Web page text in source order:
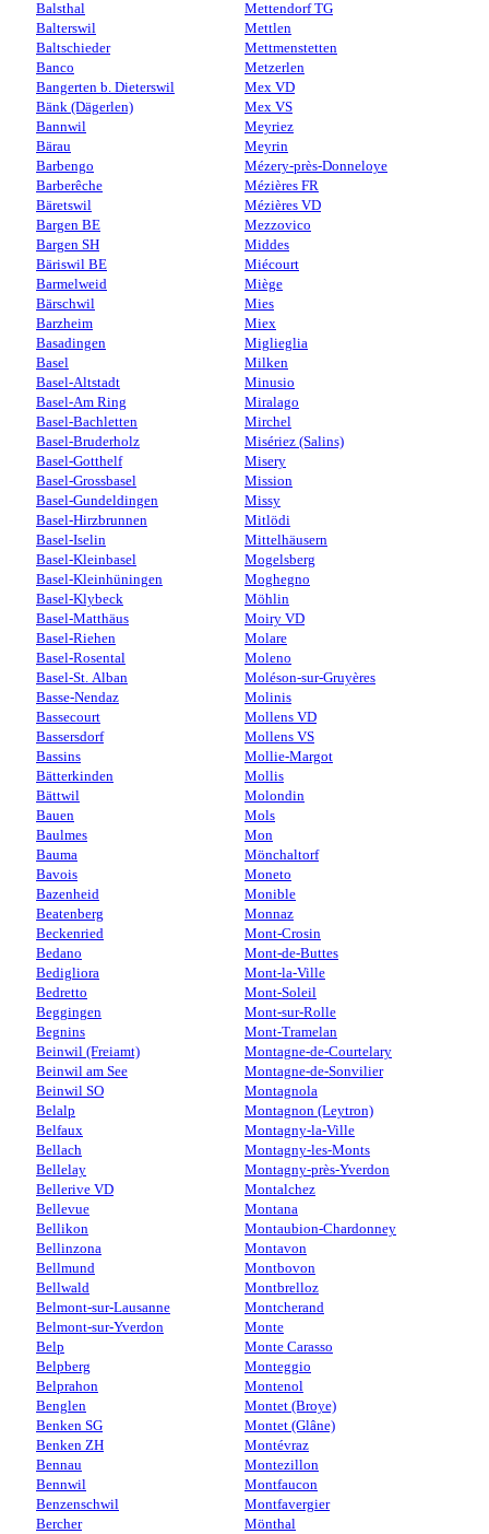
Balsthal
Balterswil
Baltschieder
Banco
Bangerten b. Dieterswil
Bänk (Dägerlen)
Bannwil
Bärau
Barbengo
Barberêche
Bäretswil
Bargen BE
Bargen SH
Bäriswil BE
Barmelweid
Bärschwil
Barzheim
Basadingen
Basel
Basel-Altstadt
Basel-Am Ring
Basel-Bachletten
Basel-Bruderholz
Basel-Gotthelf
Basel-Grossbasel
Basel-Gundeldingen
Basel-Hirzbrunnen
Basel-Iselin
Basel-Kleinbasel
Basel-Kleinhüningen
Basel-Klybeck
Basel-Matthäus
Basel-Riehen
Basel-Rosental
Basel-St. Alban
Basse-Nendaz
Bassecourt
Bassersdorf
Bassins
Bätterkinden
Bättwil
Bauen
Baulmes
Bauma
Bavois
Bazenheid
Beatenberg
Beckenried
Bedano
Bedigliora
Bedretto
Beggingen
Begnins
Beinwil (Freiamt)
Beinwil am See
Beinwil SO
Belalp
Belfaux
Bellach
Bellelay
Bellerive VD
Bellevue
Bellikon
Bellinzona
Bellmund
Bellwald
Belmont-sur-Lausanne
Belmont-sur-Yverdon
Belp
Belpberg
Belprahon
Benglen
Benken SG
Benken ZH
Bennau
Bennwil
Benzenschwil
Bercher
Mettendorf TG
Mettlen
Mettmenstetten
Metzerlen
Mex VD
Mex VS
Meyriez
Meyrin
Mézery-près-Donneloye
Mézières FR
Mézières VD
Mezzovico
Middes
Miécourt
Miège
Mies
Miex
Miglieglia
Milken
Minusio
Miralago
Mirchel
Misériez (Salins)
Misery
Mission
Missy
Mitlödi
Mittelhäusern
Mogelsberg
Moghegno
Möhlin
Moiry VD
Molare
Moleno
Moléson-sur-Gruyères
Molinis
Mollens VD
Mollens VS
Mollie-Margot
Mollis
Molondin
Mols
Mon
Mönchaltorf
Moneto
Monible
Monnaz
Mont-Crosin
Mont-de-Buttes
Mont-la-Ville
Mont-Soleil
Mont-sur-Rolle
Mont-Tramelan
Montagne-de-Courtelary
Montagne-de-Sonvilier
Montagnola
Montagnon (Leytron)
Montagny-la-Ville
Montagny-les-Monts
Montagny-près-Yverdon
Montalchez
Montana
Montaubion-Chardonney
Montavon
Montbovon
Montbrelloz
Montcherand
Monte
Monte Carasso
Monteggio
Montenol
Montet (Broye)
Montet (Glâne)
Montévraz
Montezillon
Montfaucon
Montfavergier
Mönthal